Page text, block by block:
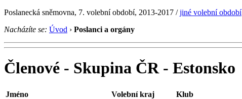
Poslanecká sněmovna, 7. volební období, 2013-2017 /jiné volební období
Nacházíte se: Úvod › Poslanci a orgány
Členové - Skupina ČR - Estonsko
Jméno Volební kraj Klub